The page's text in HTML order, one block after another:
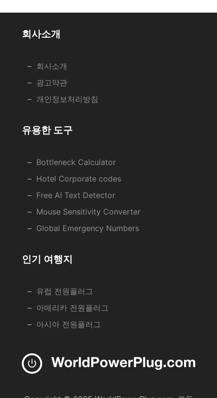
회사소개
회사소개
광고약관
개인정보처리방침
유용한 도구
Bottleneck Calculator
Hotel Corporate codes
Free AI Text Detector
Mouse Sensitivity Converter
Global Emergency Numbers
인기 여행지
유럽 전원플러그
아메리카 전원플러그
아시아 전원플러그